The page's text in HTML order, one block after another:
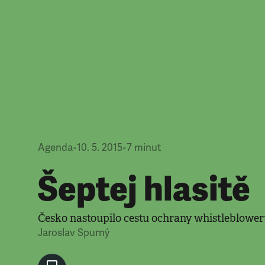
Agenda•10. 5. 2015•7 minut
Šeptej hlasitě
Česko nastoupilo cestu ochrany
Jaroslav Spurný